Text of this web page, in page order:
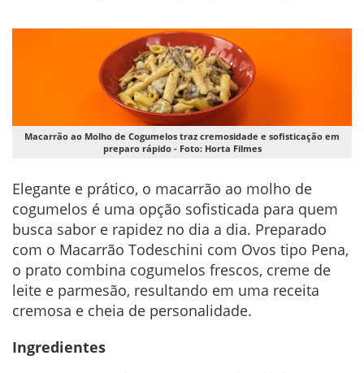
Macarrão ao Molho de Cogumelos traz cremosidade e sofisticação em
preparo rápido - Foto: Horta Filmes
Elegante e prático, o macarrão ao molho de
cogumelos é uma opção sofisticada para quem
busca sabor e rapidez no dia a dia. Preparado
com o Macarrão Todeschini com Ovos tipo Pena,
o prato combina cogumelos frescos, creme de
leite e parmesão, resultando em uma receita
cremosa e cheia de personalidade.
Ingredientes